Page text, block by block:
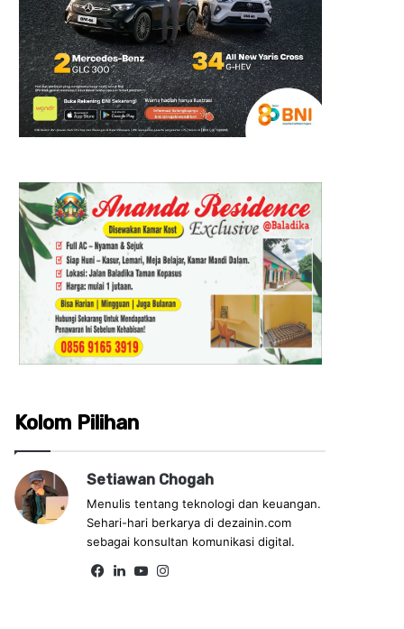
Kolom Pilihan
Setiawan Chogah
Menulis tentang teknologi dan keuangan.
Sehari-hari berkarya di dezainin.com
sebagai konsultan komunikasi digital.
Fa Lin Yo